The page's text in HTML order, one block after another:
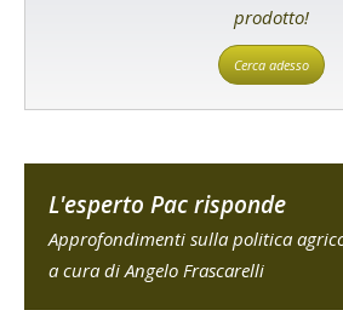
prodotto!
Cerca adesso
L'esperto Pac risponde
Approfondimenti sulla politica
a cura di Angelo Frascarelli